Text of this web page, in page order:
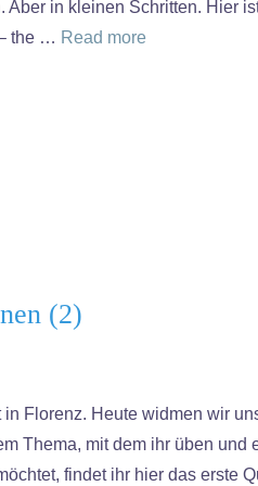
in kleinen Schritten. Hier
the … Read more
(2)
Florenz. Heute widmen wir
Thema, mit dem ihr üben
findet ihr hier das erste